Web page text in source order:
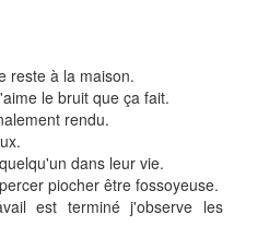
reste à la maison.
le bruit que ça fait.
rendu.
dans leur vie.
piocher être fossoyeuse.
est terminé j'observe les